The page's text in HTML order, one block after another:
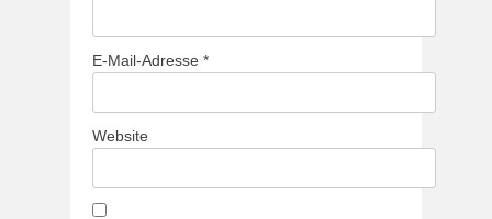
E-Mail-Adresse *
Website